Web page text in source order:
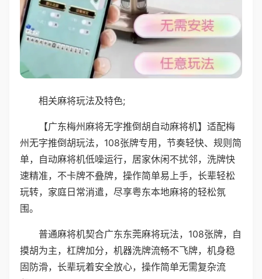
相关麻将玩法及特色;
【广东梅州麻将无字推倒胡自动麻将机】适配梅
州无字推倒胡玩法，108张牌专用，节奏轻快、规则简
单，自动麻将机低噪运行，居家休闲不扰邻，洗牌快
速精准，不卡牌不叠牌，操作简单易上手，长辈轻松
玩转，家庭日常消遣，尽享粤东本地麻将的轻松氛
围。
普通麻将机契合广东东莞麻将玩法，108张牌，自
摸胡为主，杠牌加分，机器洗牌流畅不飞牌，机身稳
固防滑，长辈玩着安全放心，操作简单无需复杂流